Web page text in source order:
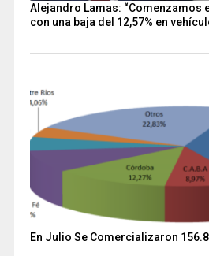
Alejandro Lamas: “Comenzamos
con una baja del 12,57% en
En Julio Se Comercializaron